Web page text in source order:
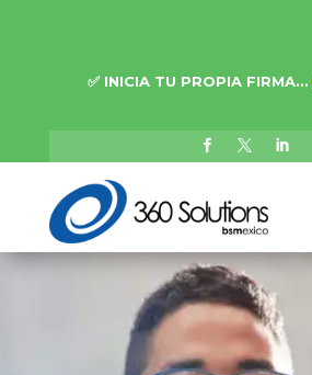
✅ INICIA TU PROPIA FIRMA…